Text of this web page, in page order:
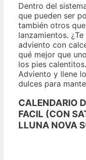
Dentro del
que pueden ser
también otros
lanzamientos.
adviento con
qué mejor que
los pies
Adviento y llene
dulces para
CALENDARIO
FACIL (CON
LLUNA NOVA